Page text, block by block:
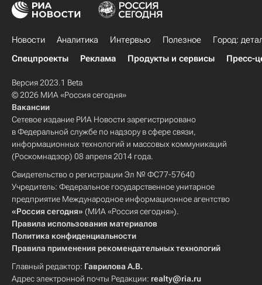
Новости Аналитика Интервью Полезное
Город:
Спецпроекты
Реклама Продукты и сервисы Пресс-
Версия 2023.1 Beta
© 2026 МИА «Россия сегодня»
Вакансии
Сетевое издание РИА Новости зарегистрировано
в Федеральной службе по надзору в сфере связи,
информационных технологий и массовых коммуникаций
(Роскомнадзор) 08 апреля 2014 года.
Свидетельство о регистрации Эл № ФС77-57640
Учредитель: Федеральное государственное унитарное
предприятие Международное информационное агентство
«Россия сегодня» (МИА «Россия сегодня»).
Правила использования материалов
Политика конфиденциальности
Правила применения рекомендательных технологий
Главный редактор: Гаврилова А.В.
Адрес электронной почты Редакции: realty@ria.ru